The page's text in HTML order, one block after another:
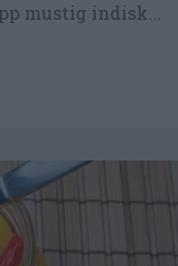
mustig indisk...